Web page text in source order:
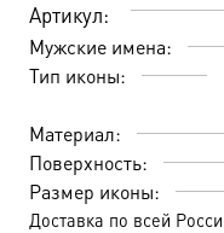
Артикул:
Мужские имена:
Тип иконы:
Материал:
Поверхность:
Размер иконы:
Доставка по всей